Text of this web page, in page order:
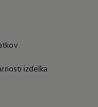
izdelka